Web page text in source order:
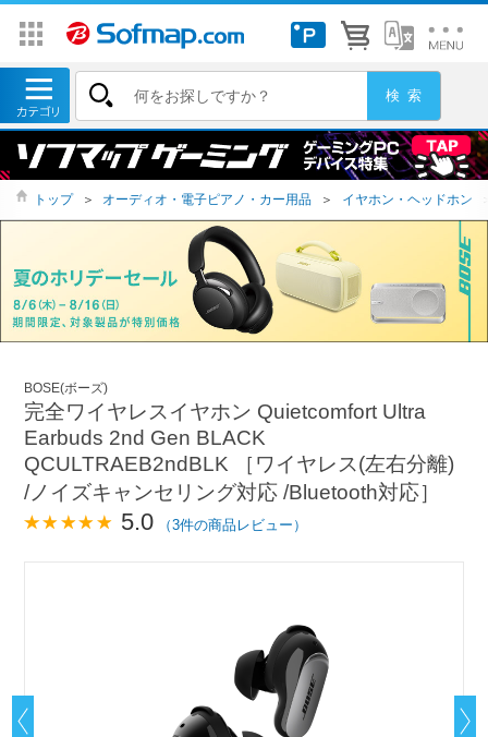
トップ ＞ オーディオ・電子ピアノ・カー用品 ＞ イヤホン・ヘッドホン
BOSE(ボーズ)
完全ワイヤレスイヤホン Quietcomfort Ultra
Earbuds 2nd Gen BLACK
QCULTRAEB2ndBLK ［ワイヤレス(左右分離)
/ノイズキャンセリング対応 /Bluetooth対応］
5.0 （3件の商品レビュー）